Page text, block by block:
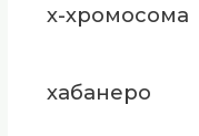
х-хромосома
хабанеро